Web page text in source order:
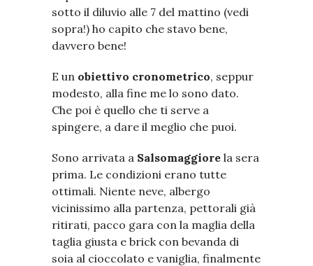
sotto il diluvio alle 7 del mattino (vedi
sopra!) ho capito che stavo bene,
davvero bene!
E un obiettivo cronometrico, seppur
modesto, alla fine me lo sono dato.
Che poi è quello che ti serve a
spingere, a dare il meglio che puoi.
Sono arrivata a Salsomaggiore la sera
prima. Le condizioni erano tutte
ottimali. Niente neve, albergo
vicinissimo alla partenza, pettorali già
ritirati, pacco gara con la maglia della
taglia giusta e brick con bevanda di
soia al cioccolato e vaniglia, finalmente